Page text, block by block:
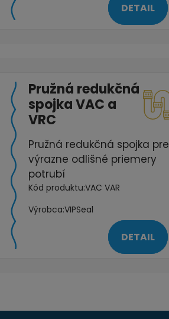
DETAIL
Pružná redukčná
spojka VAC a
VRC
Pružná redukčná spojka pre
výrazne odlišné priemery
potrubí
Kód produktu:VAC VAR
Výrobca:VIPSeal
DETAIL